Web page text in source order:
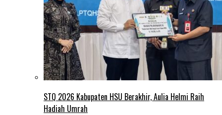
STQ 2026 Kabupaten HSU Berakhir, Aulia Helmi Raih
Hadiah Umrah